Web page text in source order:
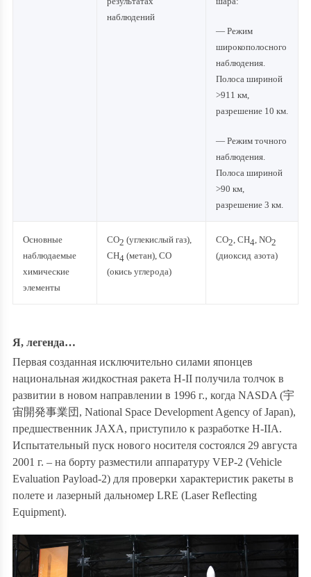
наблюдений
— Режим
широкополосного
наблюдения.
Полоса шириной
>911 км,
разрешение 10 км.
— Режим точного
наблюдения.
Полоса шириной
>90 км,
разрешение 3 км.
Основные
наблюдаемые
химические
элементы
CO2 (углекислый газ),
CH4 (метан), CO
(окись углерода)
CO2, CH4, NO2
(диоксид азота)
Я, легенда…
Первая созданная исключительно силами японцев
национальная жидкостная ракета H-II получила толчок в
развитии в новом направлении в 1996 г., когда NASDA (宇
宙開発事業団 , National Space Development Agency of Japan),
предшественник JAXA, приступило к разработке H-IIА.
Испытательный пуск нового носителя состоялся 29 августа
2001 г. – на борту разместили аппаратуру VEP-2 (Vehicle
Evaluation Payload-2) для проверки характеристик ракеты в
полете и лазерный дальномер LRE (Laser Reflecting
Equipment).